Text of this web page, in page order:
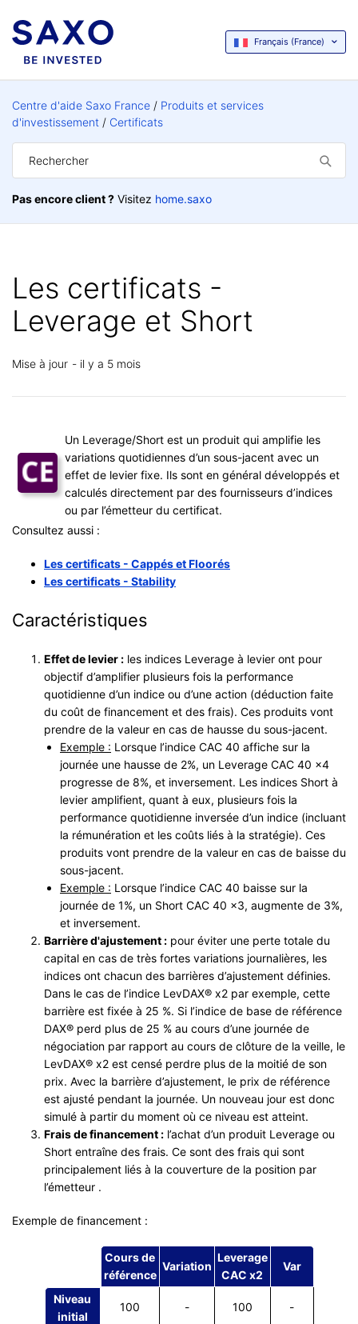
Français (France)
Centre d'aide Saxo France
Produits et services
d'investissement
Certificats
Pas encore client ? Visitez home.saxo
Les certificats -
Leverage et Short
Mise à jour il y a 5 mois
Un Leverage/Short est un produit qui amplifie les
variations quotidiennes d’un sous-jacent avec un
effet de levier fixe. Ils sont en général développés et
calculés directement par des fournisseurs d’indices
ou par l’émetteur du certificat.
Consultez aussi :
Les certificats - Cappés et Floorés
Les certificats - Stability
Caractéristiques
Effet de levier : les indices Leverage à levier ont pour
objectif d’amplifier plusieurs fois la performance
quotidienne d’un indice ou d’une action (déduction faite
du coût de financement et des frais). Ces produits vont
prendre de la valeur en cas de hausse du sous-jacent.
Exemple : Lorsque l’indice CAC 40 affiche sur la
journée une hausse de 2%, un Leverage CAC 40 x4
progresse de 8%, et inversement. Les indices Short à
levier amplifient, quant à eux, plusieurs fois la
performance quotidienne inversée d’un indice (incluant
la rémunération et les coûts liés à la stratégie). Ces
produits vont prendre de la valeur en cas de baisse du
sous-jacent.
Exemple : Lorsque l’indice CAC 40 baisse sur la
journée de 1%, un Short CAC 40 x3, augmente de 3%,
et inversement.
Barrière d'ajustement : pour éviter une perte totale du
capital en cas de très fortes variations journalières, les
indices ont chacun des barrières d’ajustement définies.
Dans le cas de l’indice LevDAX® x2 par exemple, cette
barrière est fixée à 25 %. Si l’indice de base de référence
DAX® perd plus de 25 % au cours d’une journée de
négociation par rapport au cours de clôture de la veille, le
LevDAX® x2 est censé perdre plus de la moitié de son
prix. Avec la barrière d’ajustement, le prix de référence
est ajusté pendant la journée. Un nouveau jour est donc
simulé à partir du moment où ce niveau est atteint.
Frais de financement : l’achat d’un produit Leverage ou
Short entraîne des frais. Ce sont des frais qui sont
principalement liés à la couverture de la position par
l’émetteur .
Exemple de financement :
Cours de
référence
Variation
Leverage
CAC x2
Var
Niveau
initial
100 - 100 -